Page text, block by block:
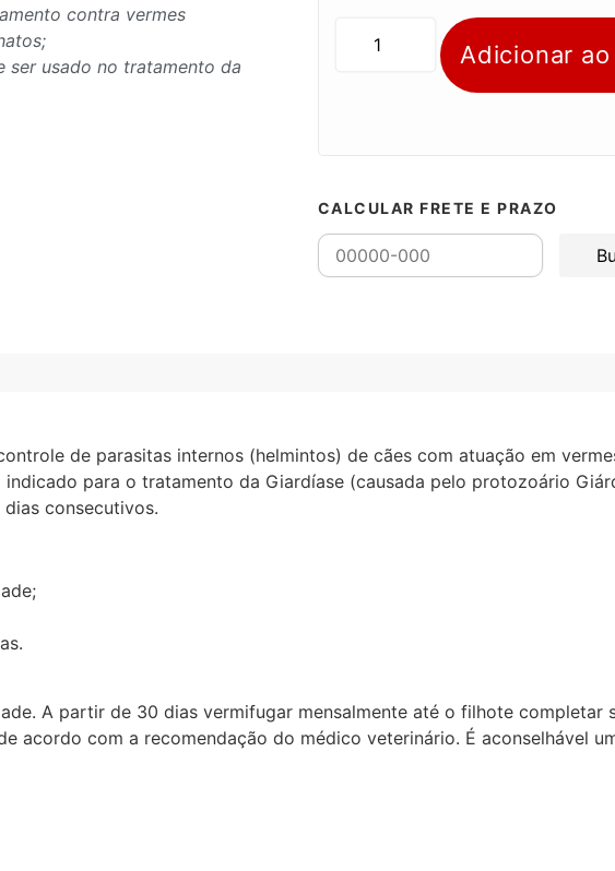
contra vermes
ser usado no tratamento da
Adicionar
CALCULAR FRETE E PRAZO
de parasitas internos (helmintos) de cães com atuação em
para o tratamento da Giardíase (causada pelo protozoário
consecutivos.
A partir de 30 dias vermifugar mensalmente até o filhote completar
acordo com a recomendação do médico veterinário. É aconselhável